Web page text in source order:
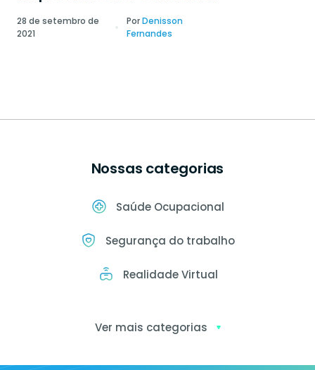
28 de setembro de
2021
PorDenisson
Fernandes
Nossas categorias
Saúde Ocupacional
Segurança do trabalho
Realidade Virtual
Ver mais categorias